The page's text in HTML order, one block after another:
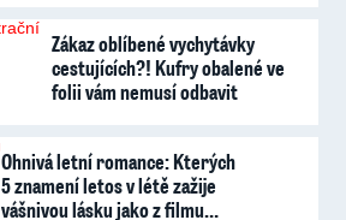
Zákaz oblíbené vychytávky
cestujících?! Kufry obalené ve
folii vám nemusí odbavit
Ohnivá letní romance: Kterých
5 znamení letos v létě zažije
vášnivou lásku jako z filmu…